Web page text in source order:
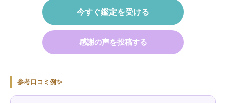
今すぐ鑑定を受ける
感謝の声を投稿する
参考口コミ例✨